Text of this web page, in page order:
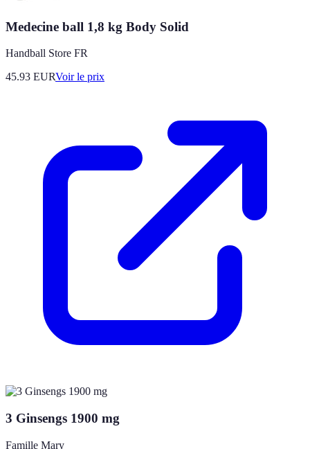
Medecine ball 1,8 kg Body Solid
Handball Store FR
45.93 EURVoir le prix
3 Ginsengs 1900 mg
Famille Mary